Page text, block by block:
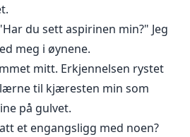
du sett aspirinen min?" Jeg
meg i øynene.
mitt. Erkjennelsen rystet
til kjæresten min som
på gulvet.
et engangsligg med noen?